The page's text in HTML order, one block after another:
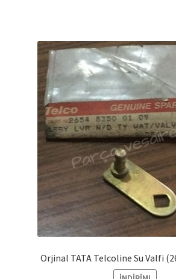
Orjinal TATA Telcoline Su Valfi